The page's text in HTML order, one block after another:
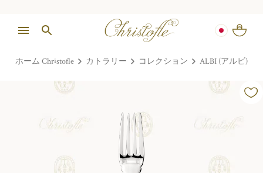
ホーム Christofle カトラリー コレクション ALBI (アルビ)